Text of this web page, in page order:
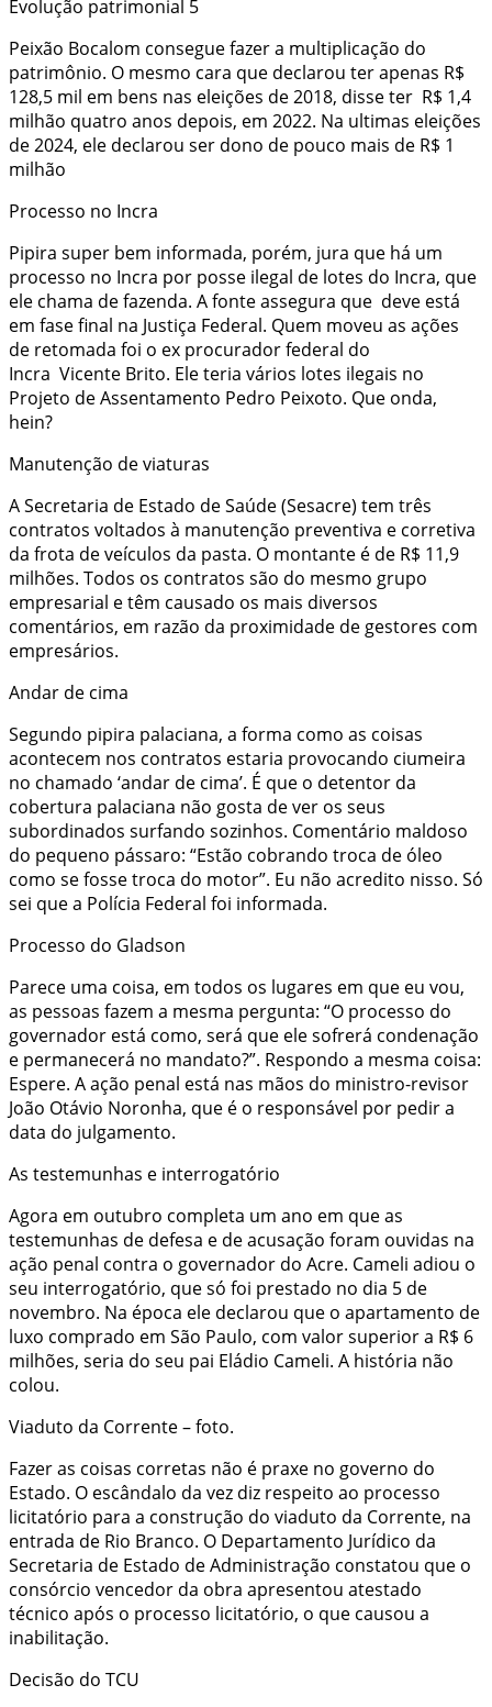
Evolução patrimonial 5
Peixão Bocalom consegue fazer a multiplicação do
patrimônio. O mesmo cara que declarou ter apenas R$
128,5 mil em bens nas eleições de 2018, disse ter R$ 1,4
milhão quatro anos depois, em 2022. Na ultimas eleições
de 2024, ele declarou ser dono de pouco mais de R$ 1
milhão
Processo no Incra
Pipira super bem informada, porém, jura que há um
processo no Incra por posse ilegal de lotes do Incra, que
ele chama de fazenda. A fonte assegura que deve está
em fase final na Justiça Federal. Quem moveu as ações
de retomada foi o ex procurador federal do
Incra Vicente Brito. Ele teria vários lotes ilegais no
Projeto de Assentamento Pedro Peixoto. Que onda,
hein?
Manutenção de viaturas
A Secretaria de Estado de Saúde (Sesacre) tem três
contratos voltados à manutenção preventiva e corretiva
da frota de veículos da pasta. O montante é de R$ 11,9
milhões. Todos os contratos são do mesmo grupo
empresarial e têm causado os mais diversos
comentários, em razão da proximidade de gestores com
empresários.
Andar de cima
Segundo pipira palaciana, a forma como as coisas
acontecem nos contratos estaria provocando ciumeira
no chamado ‘andar de cima’. É que o detentor da
cobertura palaciana não gosta de ver os seus
subordinados surfando sozinhos. Comentário maldoso
do pequeno pássaro: “Estão cobrando troca de óleo
como se fosse troca do motor”. Eu não acredito nisso. Só
sei que a Polícia Federal foi informada.
Processo do Gladson
Parece uma coisa, em todos os lugares em que eu vou,
as pessoas fazem a mesma pergunta: “O processo do
governador está como, será que ele sofrerá condenação
e permanecerá no mandato?”. Respondo a mesma coisa:
Espere. A ação penal está nas mãos do ministro-revisor
João Otávio Noronha, que é o responsável por pedir a
data do julgamento.
As testemunhas e interrogatório
Agora em outubro completa um ano em que as
testemunhas de defesa e de acusação foram ouvidas na
ação penal contra o governador do Acre. Cameli adiou o
seu interrogatório, que só foi prestado no dia 5 de
novembro. Na época ele declarou que o apartamento de
luxo comprado em São Paulo, com valor superior a R$ 6
milhões, seria do seu pai Eládio Cameli. A história não
colou.
Viaduto da Corrente – foto.
Fazer as coisas corretas não é praxe no governo do
Estado. O escândalo da vez diz respeito ao processo
licitatório para a construção do viaduto da Corrente, na
entrada de Rio Branco. O Departamento Jurídico da
Secretaria de Estado de Administração constatou que o
consórcio vencedor da obra apresentou atestado
técnico após o processo licitatório, o que causou a
inabilitação.
Decisão do TCU